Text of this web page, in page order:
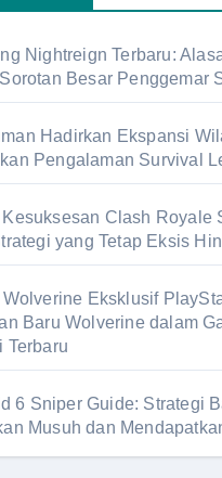
Nightreign Terbaru:
Besar Penggemar
Hadirkan Ekspansi
Pengalaman Survival
Clash Royale
yang Tetap Eksis
Wolverine Eksklusif
Baru Wolverine dalam
Terbaru
6 Sniper Guide: Strategi
Musuh dan